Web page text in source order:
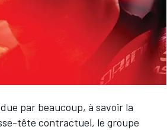
par beaucoup, à savoir la
tête contractuel, le groupe